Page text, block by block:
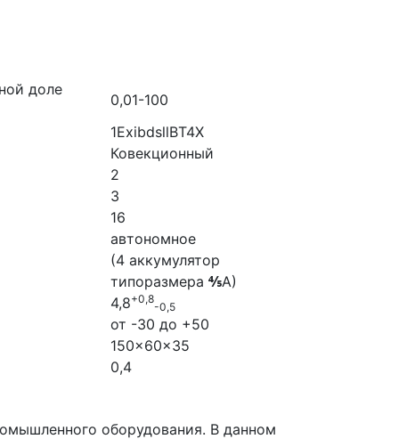
доле
0,01-100
1ExibdsllBT4X
Ковекционный
2
3
16
автономное
(4 аккумулятор
типоразмера ⅘А)
4,8+0,8
-0,5
от -30 до +50
150×60×35
0,4
оборудования. В данном